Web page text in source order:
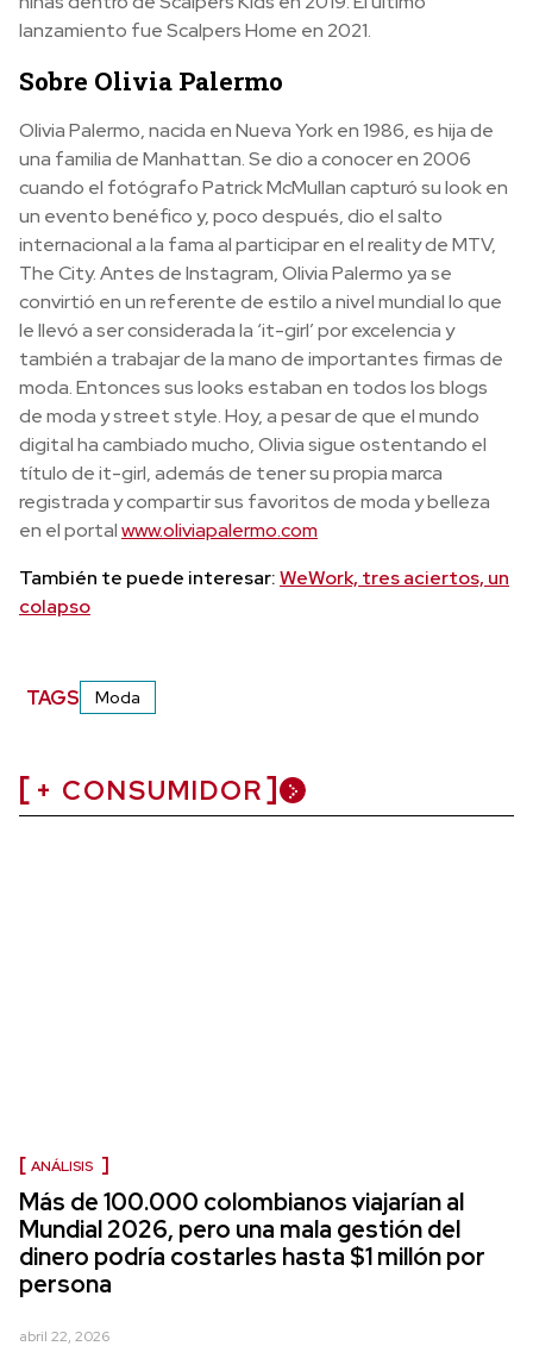
lanzamiento fue Scalpers Home en 2021.
Sobre Olivia Palermo
Olivia Palermo, nacida en Nueva York en 1986, es hija de
una familia de Manhattan. Se dio a conocer en 2006
cuando el fotógrafo Patrick McMullan capturó su look en
un evento benéfico y, poco después, dio el salto
internacional a la fama al participar en el reality de MTV,
The City. Antes de Instagram, Olivia Palermo ya se
convirtió en un referente de estilo a nivel mundial lo que
le llevó a ser considerada la ‘it-girl’ por excelencia y
también a trabajar de la mano de importantes firmas de
moda. Entonces sus looks estaban en todos los blogs
de moda y street style. Hoy, a pesar de que el mundo
digital ha cambiado mucho, Olivia sigue ostentando el
título de it-girl, además de tener su propia marca
registrada y compartir sus favoritos de moda y belleza
en el portalwww.oliviapalermo.com
También te puede interesar:WeWork, tres aciertos, un
colapso
TAGS Moda
+ CONSUMIDOR
ANÁLISIS
Más de 100.000 colombianos viajarían al
Mundial 2026, pero una mala gestión del
dinero podría costarles hasta $1 millón por
persona
abril 22, 2026